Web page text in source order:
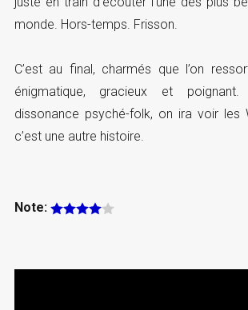
monde. Hors-temps. Frisson.
C’est au final, charmés que l’on
énigmatique, gracieux et
dissonance psyché-folk, on ira voir les
c’est une autre histoire.
Note: